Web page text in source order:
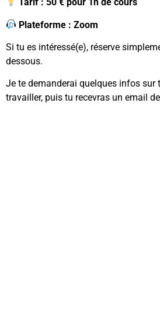
Plateforme : Zoom
Si tu es intéressé(e), réserve
dessous.
Je te demanderai quelques infos
travailler, puis tu recevras un email